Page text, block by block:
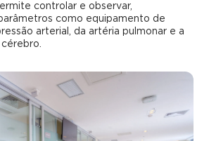
controlar e observar,
como equipamento de
arterial, da artéria pulmonar e a